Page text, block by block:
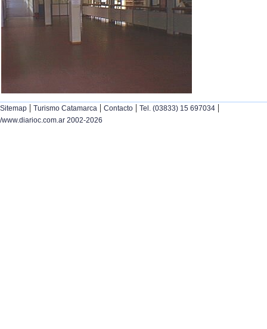
Sitemap | Turismo Catamarca | Contacto | Tel. (03833) 15 697034 |
/www.diarioc.com.ar 2002-2026